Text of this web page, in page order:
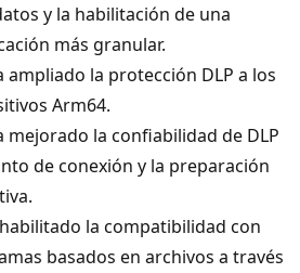
y la habilitación de una
más granular.
ampliado la protección DLP a los
Arm64.
mejorado la confiabilidad de DLP
de conexión y la preparación
la compatibilidad con
basados en archivos a través